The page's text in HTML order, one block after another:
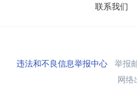
联系我们
违法和不良信息举报中心举报
网